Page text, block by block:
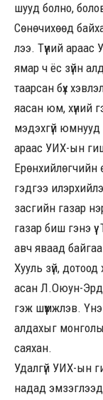
шууд болно,
Сөнөчихөөд
лээ. Түүний
ямар ч ёс зүйн
таарсан бүх
яасан юм, хүний
мэдэхгүй юмнууд
араас УИХ-ын
Ерөнхийлөгчийн
гэдгээ
засгийн газар
газар биш гэнэ
авч яваад
Хууль зүй,
асан Л.Оюун-
гэж шүүмжлэв.
алдахыг
саяхан.
Удалгүй УИХ-ын
надад эмзэглээд